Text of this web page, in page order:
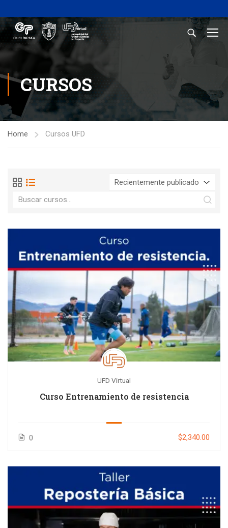
CURSOS
Home Cursos UFD
UFD Virtual
Curso Entrenamiento de resistencia
0 $2,340.00